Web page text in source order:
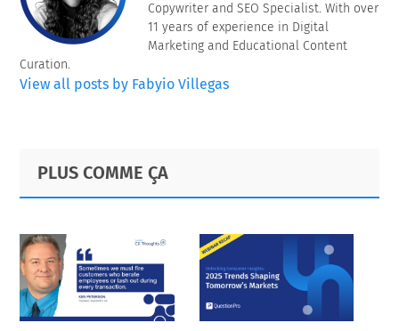
Copywriter and SEO Specialist. With over
11 years of experience in Digital
Marketing and Educational Content
Curation.
View all posts by Fabyio Villegas
Primary
Sidebar
Footer
PLUS COMME ÇA